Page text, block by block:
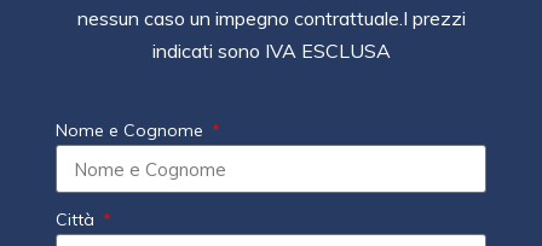
nessun caso un impegno contrattuale.I prezzi
indicati sono IVA ESCLUSA
Nome e Cognome
Città